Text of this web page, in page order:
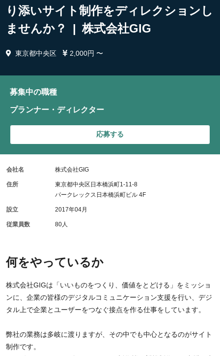
り添いサイト制作をディレクションし
ませんか？ | 株式会社GIG
東京都中央区 2,000円 〜
何をやっているか
株式会社GIGは「いいものをつくり、価値をとどける」をミッショ
ンに、企業の皆様のデジタルコミュニケーション支援を行い、デジ
タル上で企業とユーザーをつなぐ接点を作る仕事をしています。
弊社の業務は多岐に渡りますが、その中でも中心となるのがサイト
制作です。
募集中の職種
プランナー・ディレクター
応募する
会社名 株式会社GIG
住所
東京都中央区日本橋浜町1-11-8
パークレックス日本橋浜町ビル 4F
設立 2017年04月
従業員数 80人